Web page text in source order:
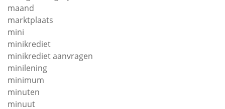
maand
marktplaats
mini
minikrediet
minikrediet aanvragen
minilening
minimum
minuten
minuut